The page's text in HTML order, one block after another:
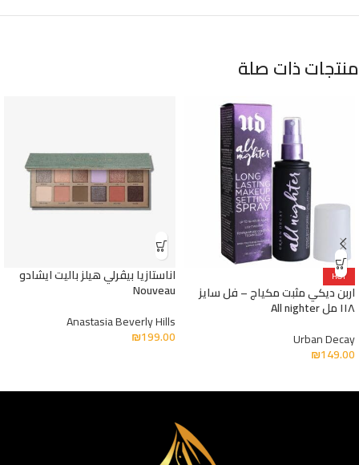
منتجات ذات صلة
HOT
اربن ديكي مثبت مكياج – فل سايز
١١٨ مل All nighter
Urban Decay
₪149.00
اناستازيا بيڤرلي هيلز باليت ايشادو
Nouveau
Anastasia Beverly Hills
₪199.00